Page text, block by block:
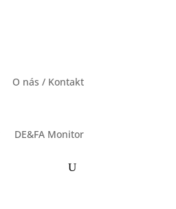
O nás / Kontakt
DE&FA Monitor